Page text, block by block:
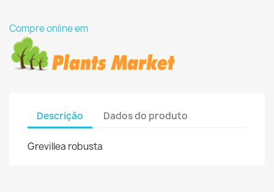
Compre online em
Descrição Dados do produto
Grevillea robusta